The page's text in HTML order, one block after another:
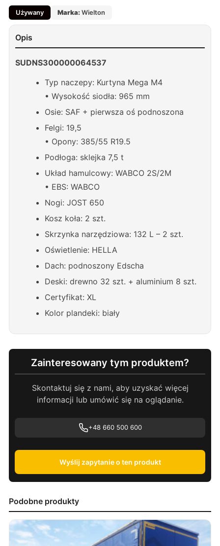
Używany Marka:Wielton
Opis
SUDNS300000064537
Typ naczepy: Kurtyna Mega M4
• Wysokość siodła: 965 mm
Osie: SAF + pierwsza oś podnoszona
Felgi: 19,5
• Opony: 385/55 R19.5
Podłoga: sklejka 7,5 t
Układ hamulcowy: WABCO 2S/2M
• EBS: WABCO
Nogi: JOST 650
Kosz koła: 2 szt.
Skrzynka narzędziowa: 132 L – 2 szt.
Oświetlenie: HELLA
Dach: podnoszony Edscha
Deski: drewno 32 szt. + aluminium 8 szt.
Certyfikat: XL
Kolor plandeki: biały
Zainteresowany tym produktem?
Skontaktuj się z nami, aby uzyskać więcej
informacji lub umówić się na oglądanie.
+48 660 500 600
Wyślij zapytanie o ten produkt
Podobne produkty